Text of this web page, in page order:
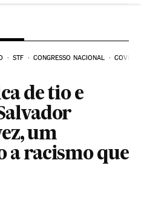
STF CONGRESSO NACIONAL COVID-
de tio e
um
a racismo que